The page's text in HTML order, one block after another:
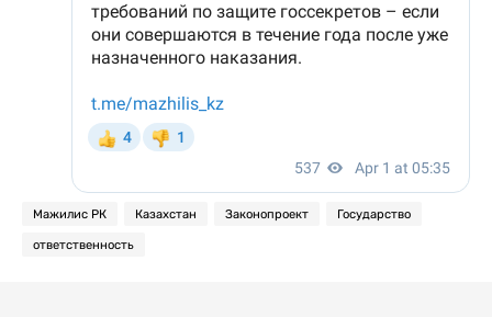
Мажилис РК Казахстан Законопроект Государство
ответственность